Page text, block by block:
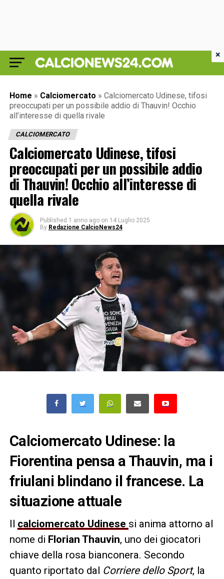
Home » Calciomercato » Calciomercato Udinese, tifosi
preoccupati per un possibile addio di Thauvin! Occhio
all’interesse di quella rivale
CALCIOMERCATO
Calciomercato Udinese, tifosi
preoccupati per un possibile addio
di Thauvin! Occhio all’interesse di
quella rivale
Published 1 anno ago on 14 Luglio 2025
By Redazione CalcioNews24
Calciomercato Udinese: la
Fiorentina pensa a Thauvin, ma i
friulani blindano il francese. La
situazione attuale
Il calciomercato Udinese si anima attorno al
nome di Florian Thauvin, uno dei giocatori
chiave della rosa bianconera. Secondo
quanto riportato dal Corriere dello Sport, la
×